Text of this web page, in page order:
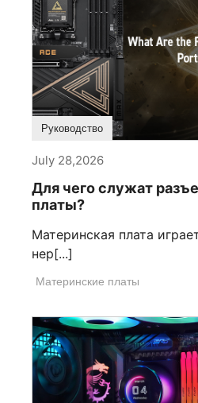
Руководство
July 28,2026
Для чего служат
платы?
Материнская плата
нер[...]
Материнские платы